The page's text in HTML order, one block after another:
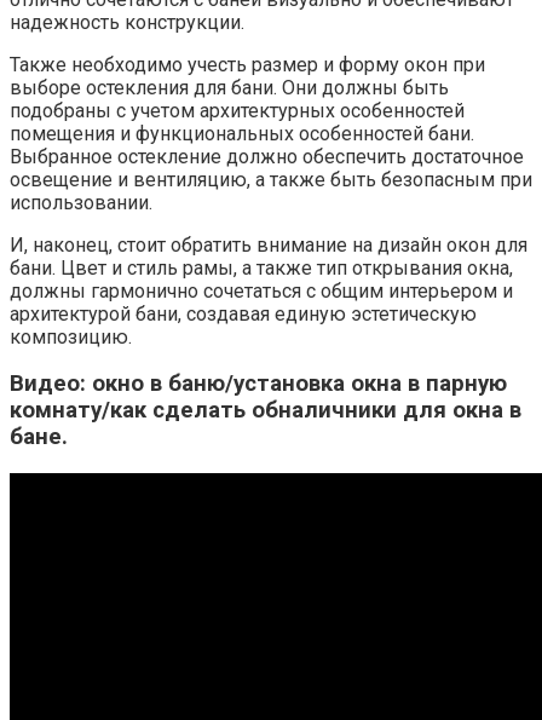
надежность конструкции.
Также необходимо учесть размер и форму окон при
выборе остекления для бани. Они должны быть
подобраны с учетом архитектурных особенностей
помещения и функциональных особенностей бани.
Выбранное остекление должно обеспечить достаточное
освещение и вентиляцию, а также быть безопасным при
использовании.
И, наконец, стоит обратить внимание на дизайн окон для
бани. Цвет и стиль рамы, а также тип открывания окна,
должны гармонично сочетаться с общим интерьером и
архитектурой бани, создавая единую эстетическую
композицию.
Видео: окно в баню/установка окна в парную
комнату/как сделать обналичники для окна в
бане.